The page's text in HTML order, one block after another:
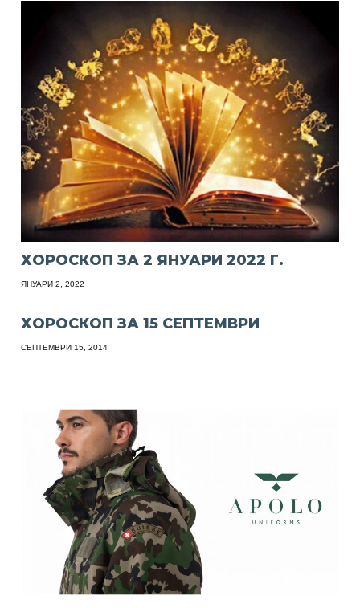
ХОРОСКОП ЗА 2 ЯНУАРИ 2022 Г.
ЯНУАРИ 2, 2022
ХОРОСКОП ЗА 15 СЕПТЕМВРИ
СЕПТЕМВРИ 15, 2014